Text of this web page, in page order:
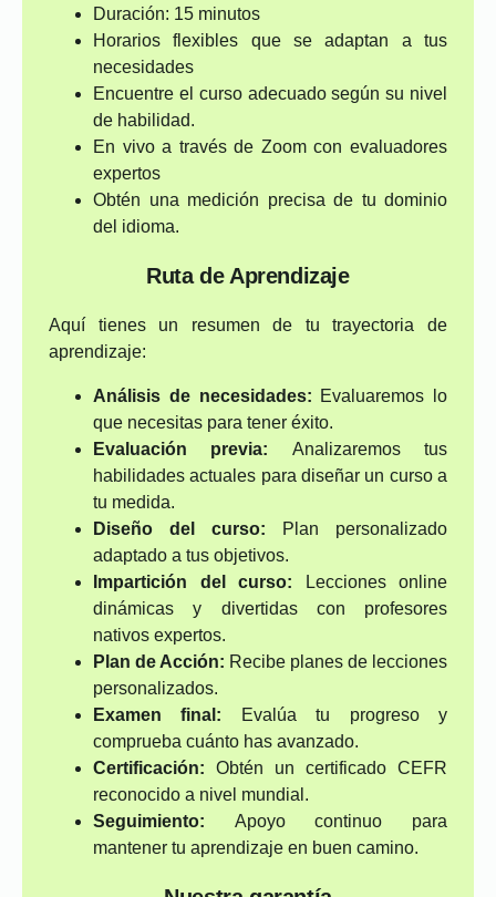
Duración: 15 minutos
Horarios flexibles que se adaptan a tus
necesidades
Encuentre el curso adecuado según su nivel
de habilidad.
En vivo a través de Zoom con evaluadores
expertos
Obtén una medición precisa de tu dominio
del idioma.
Ruta de Aprendizaje
Aquí tienes un resumen de tu trayectoria de
aprendizaje:
Análisis de necesidades: Evaluaremos lo
que necesitas para tener éxito.
Evaluación previa: Analizaremos tus
habilidades actuales para diseñar un curso a
tu medida.
Diseño del curso: Plan personalizado
adaptado a tus objetivos.
Impartición del curso: Lecciones online
dinámicas y divertidas con profesores
nativos expertos.
Plan de Acción: Recibe planes de lecciones
personalizados.
Examen final: Evalúa tu progreso y
comprueba cuánto has avanzado.
Certificación: Obtén un certificado CEFR
reconocido a nivel mundial.
Seguimiento: Apoyo continuo para
mantener tu aprendizaje en buen camino.